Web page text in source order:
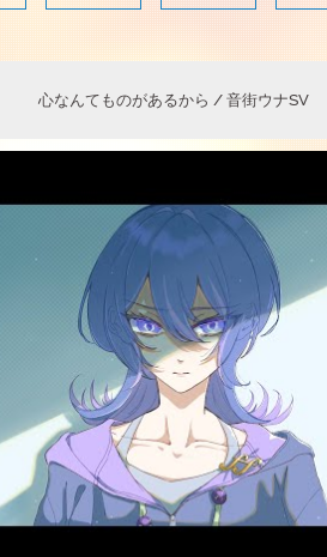
心なんてものがあるから / 音街ウナSV